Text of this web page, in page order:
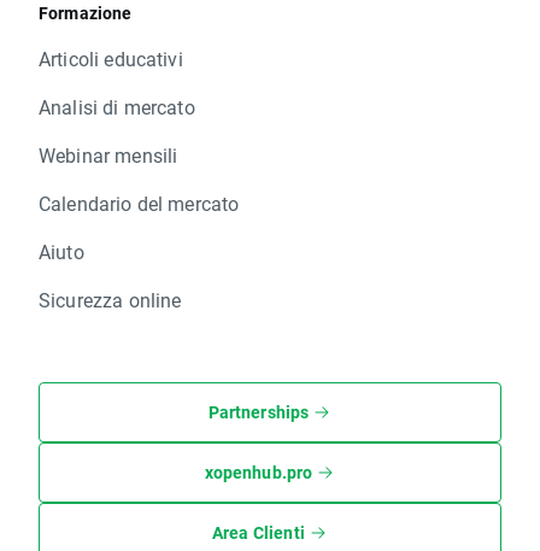
Formazione
Articoli educativi
Analisi di mercato
Webinar mensili
Calendario del mercato
Aiuto
Sicurezza online
Partnerships
xopenhub.pro
Area Clienti